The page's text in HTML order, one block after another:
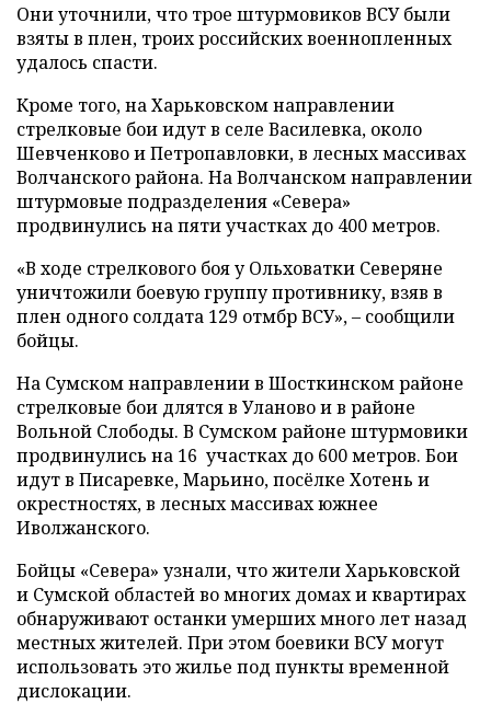
Они уточнили, что трое штурмовиков ВСУ были
взяты в плен, троих российских военнопленных
удалось спасти.
Кроме того, на Харьковском направлении
стрелковые бои идут в селе Василевка, около
Шевченково и Петропавловки, в лесных массивах
Волчанского района. На Волчанском направлении
штурмовые подразделения «Севера»
продвинулись на пяти участках до 400 метров.
«В ходе стрелкового боя у Ольховатки Северяне
уничтожили боевую группу противнику, взяв в
плен одного солдата 129 отмбр ВСУ», – сообщили
бойцы.
На Сумском направлении в Шосткинском районе
стрелковые бои длятся в Уланово и в районе
Вольной Слободы. В Сумском районе штурмовики
продвинулись на 16 участках до 600 метров. Бои
идут в Писаревке, Марьино, посёлке Хотень и
окрестностях, в лесных массивах южнее
Иволжанского.
Бойцы «Севера» узнали, что жители Харьковской
и Сумской областей во многих домах и квартирах
обнаруживают останки умерших много лет назад
местных жителей. При этом боевики ВСУ могут
использовать это жилье под пункты временной
дислокации.